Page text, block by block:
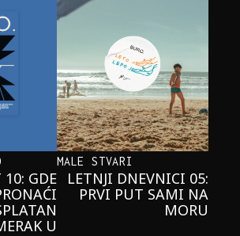
PROIZVOD KOJI
SA POLICE U
10: GDE
U
MALE STVARI
LETNJI DNEVNICI 05:
PRVI PUT SAMI NA
MORU